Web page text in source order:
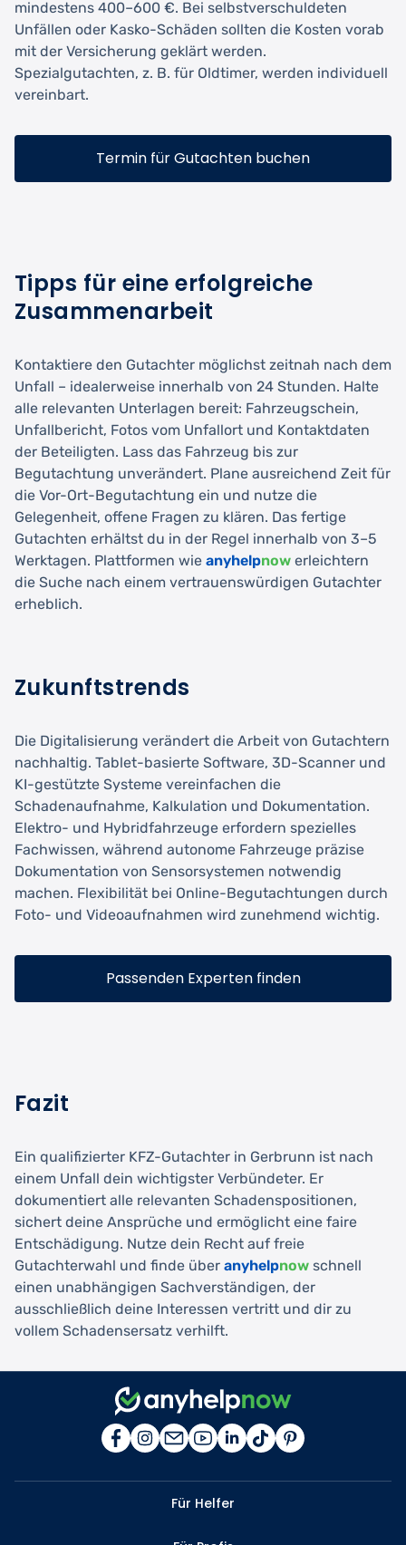
mindestens 400–600 €. Bei selbstverschuldeten
Unfällen oder Kasko-Schäden sollten die Kosten vorab
mit der Versicherung geklärt werden.
Spezialgutachten, z. B. für Oldtimer, werden individuell
vereinbart.
Termin für Gutachten buchen
Tipps für eine erfolgreiche
Zusammenarbeit
Kontaktiere den Gutachter möglichst zeitnah nach dem
Unfall – idealerweise innerhalb von 24 Stunden. Halte
alle relevanten Unterlagen bereit: Fahrzeugschein,
Unfallbericht, Fotos vom Unfallort und Kontaktdaten
der Beteiligten. Lass das Fahrzeug bis zur
Begutachtung unverändert. Plane ausreichend Zeit für
die Vor-Ort-Begutachtung ein und nutze die
Gelegenheit, offene Fragen zu klären. Das fertige
Gutachten erhältst du in der Regel innerhalb von 3–5
Werktagen. Plattformen wie anyhelpnow erleichtern
die Suche nach einem vertrauenswürdigen Gutachter
erheblich.
Zukunftstrends
Die Digitalisierung verändert die Arbeit von Gutachtern
nachhaltig. Tablet-basierte Software, 3D-Scanner und
KI-gestützte Systeme vereinfachen die
Schadenaufnahme, Kalkulation und Dokumentation.
Elektro- und Hybridfahrzeuge erfordern spezielles
Fachwissen, während autonome Fahrzeuge präzise
Dokumentation von Sensorsystemen notwendig
machen. Flexibilität bei Online-Begutachtungen durch
Foto- und Videoaufnahmen wird zunehmend wichtig.
Passenden Experten finden
Fazit
Ein qualifizierter KFZ-Gutachter in Gerbrunn ist nach
einem Unfall dein wichtigster Verbündeter. Er
dokumentiert alle relevanten Schadenspositionen,
sichert deine Ansprüche und ermöglicht eine faire
Entschädigung. Nutze dein Recht auf freie
Gutachterwahl und finde über anyhelpnow schnell
einen unabhängigen Sachverständigen, der
ausschließlich deine Interessen vertritt und dir zu
vollem Schadensersatz verhilft.
Für Helfer